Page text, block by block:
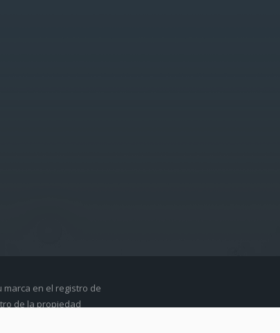
marca en el registro de
de la propiedad